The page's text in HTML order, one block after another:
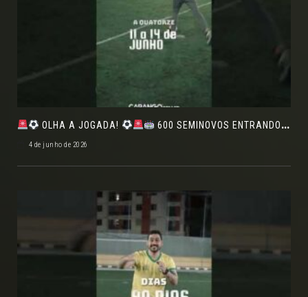
OLHA A JOGADA! 600 SEMINOVOS ENTRANDO EM CAMPO NO FEIRÃO DE VERDADE!
4 de junho de 2026